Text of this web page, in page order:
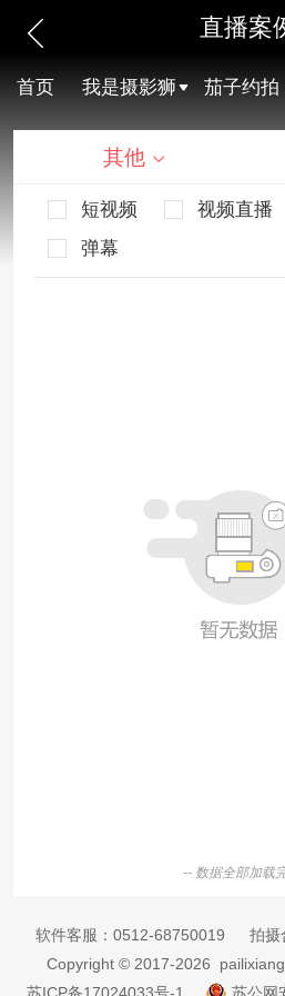
直播案
首页 我是摄影狮 茄子约拍
其他
短视频 视频直播
弹幕
-- 数据全部加载
软件客服： 0512-68750019 拍摄
Copyright © 2017-2026
苏ICP备17024033号-1
苏公网